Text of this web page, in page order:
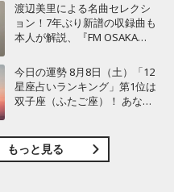
渡辺美里による名曲セレクシ
ョン！7年ぶり新譜の収録曲も
本人が解説、『FM OSAKA
今日の運勢 8月8日（土）「12
星座占いランキング」第1位は
双子座（ふたご座）！ あなた
もっと見る